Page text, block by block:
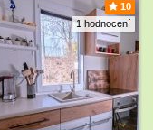
10
1 hodnocení